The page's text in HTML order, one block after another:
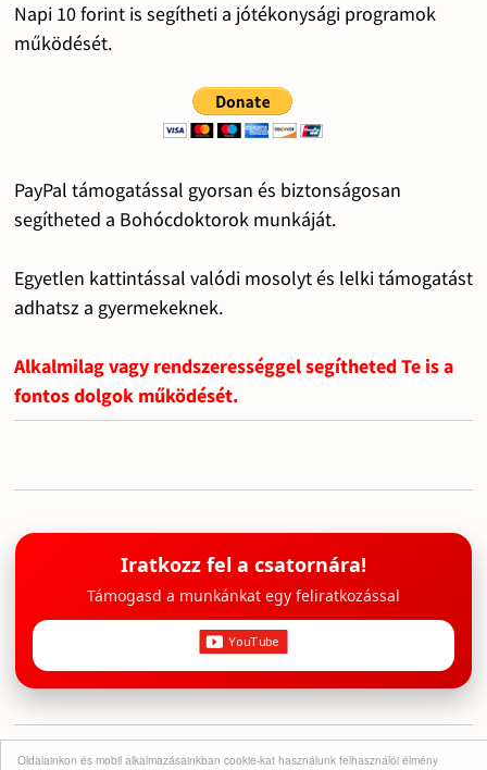
Oldalainkon és mobil alkalmazásainkban cookie-kat használunk felhasználói élmény
Napi 10 forint is segítheti a jótékonysági programok
működését.
PayPal támogatással gyorsan és biztonságosan
segítheted a Bohócdoktorok munkáját.
Egyetlen kattintással valódi mosolyt és lelki támogatást
adhatsz a gyermekeknek.
Alkalmilag vagy rendszerességgel segítheted Te is a
fontos dolgok működését.
Iratkozz fel a csatornára!
Támogasd a munkánkat egy feliratkozással